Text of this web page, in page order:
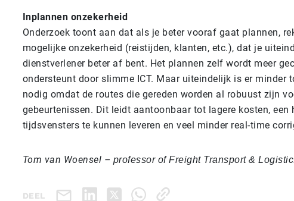
Inplannen onzekerheid
Onderzoek toont aan dat als je beter vooraf gaat plannen,
mogelijke onzekerheid (reistijden, klanten, etc.), dat je
dienstverlener beter af bent. Het plannen zelf wordt meer
ondersteunt door slimme ICT. Maar uiteindelijk is er minder
nodig omdat de routes die gereden worden al robuust zijn
gebeurtenissen. Dit leidt aantoonbaar tot lagere kosten,
tijdsvensters te kunnen leveren en veel minder real-time
Tom van Woensel – professor of Freight Transport &
DEEL